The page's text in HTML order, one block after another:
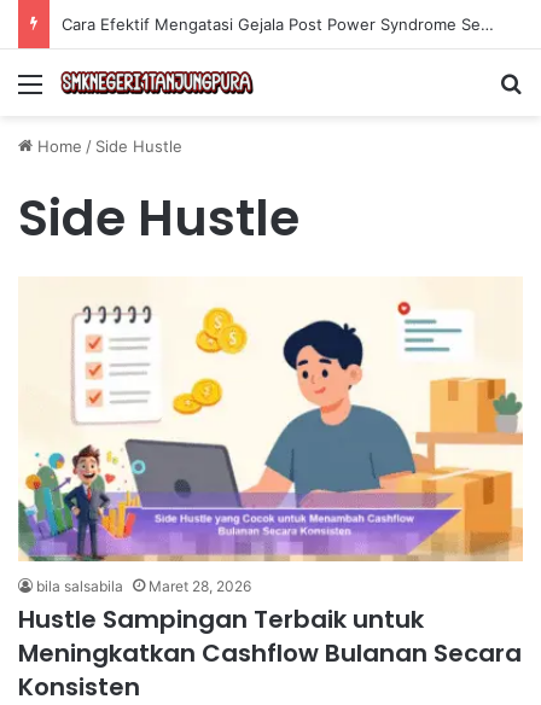
Cara Efektif Mengatasi Gejala Post Power Syndrome Setelah Pensiun Kerja
Menu
Home / Side Hustle
Side Hustle
bila salsabila Maret 28, 2026
Hustle Sampingan Terbaik untuk
Meningkatkan Cashflow Bulanan Secara
Konsisten